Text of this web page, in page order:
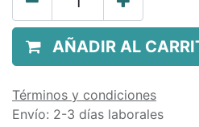
AÑADIR AL
Términos y condiciones
Envío: 2-3 días laborales